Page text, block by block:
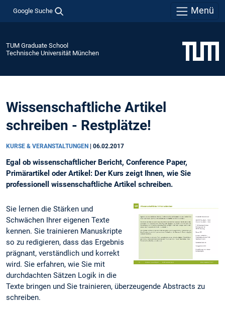
Google Suche Menü
TUM Graduate School
Technische Universität München
Wissenschaftliche Artikel
schreiben - Restplätze!
KURSE & VERANSTALTUNGEN 06.02.2017
Egal ob wissenschaftlicher Bericht, Conference Paper,
Primärartikel oder Artikel: Der Kurs zeigt Ihnen, wie Sie
professionell wissenschaftliche Artikel schreiben.
Sie lernen die Stärken und
Schwächen Ihrer eigenen Texte
kennen. Sie trainieren Manuskripte
so zu redigieren, dass das Ergebnis
prägnant, verständlich und korrekt
wird. Sie erfahren, wie Sie mit
durchdachten Sätzen Logik in die
Texte bringen und Sie trainieren, überzeugende Abstracts zu
schreiben.